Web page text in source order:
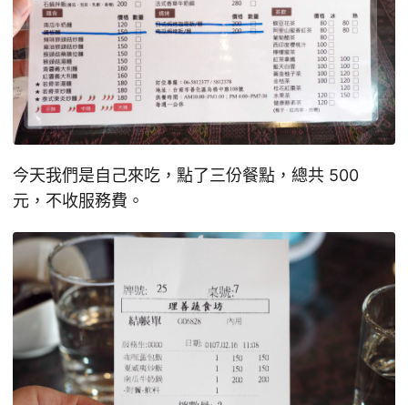
今天我們是自己來吃，點了三份餐點，總共 500
元，不收服務費。